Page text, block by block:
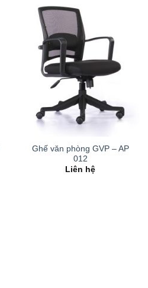
Ghế văn phòng GVP – AP
012
Liên hệ